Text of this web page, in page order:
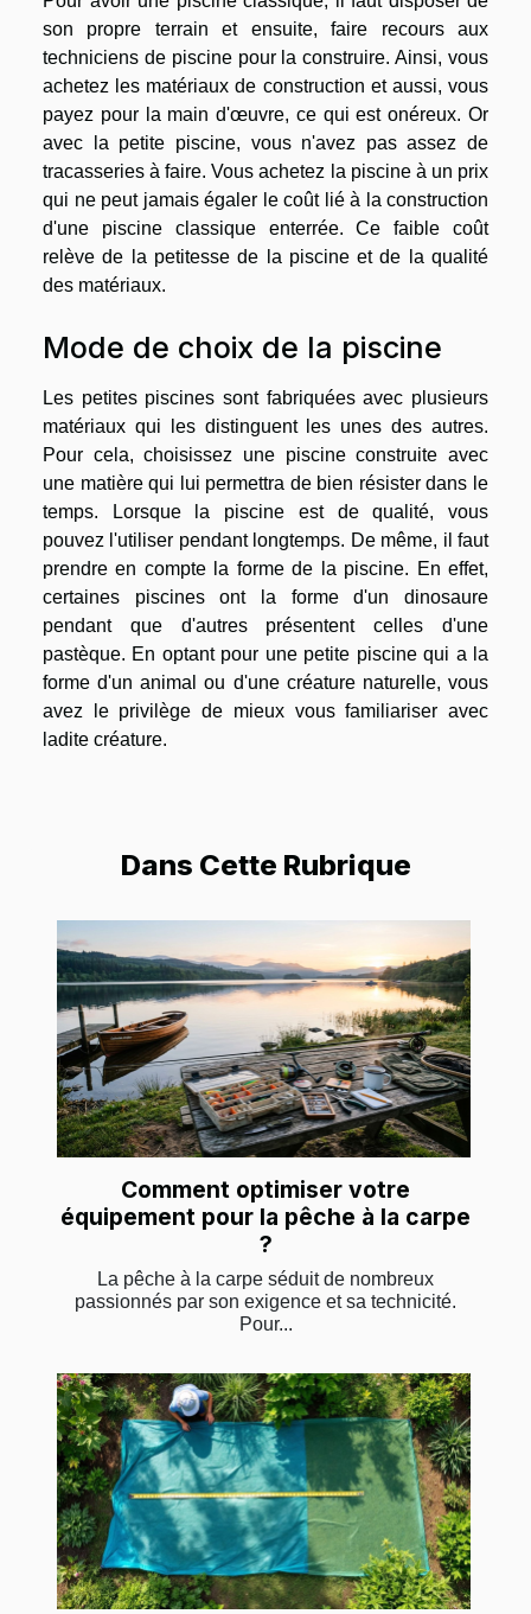
son propre terrain et ensuite, faire recours aux
techniciens de piscine pour la construire. Ainsi, vous
achetez les matériaux de construction et aussi, vous
payez pour la main d'œuvre, ce qui est onéreux. Or
avec la petite piscine, vous n'avez pas assez de
tracasseries à faire. Vous achetez la piscine à un prix
qui ne peut jamais égaler le coût lié à la construction
d'une piscine classique enterrée. Ce faible coût
relève de la petitesse de la piscine et de la qualité
des matériaux.
Mode de choix de la piscine
Les petites piscines sont fabriquées avec plusieurs
matériaux qui les distinguent les unes des autres.
Pour cela, choisissez une piscine construite avec
une matière qui lui permettra de bien résister dans le
temps. Lorsque la piscine est de qualité, vous
pouvez l'utiliser pendant longtemps. De même, il faut
prendre en compte la forme de la piscine. En effet,
certaines piscines ont la forme d'un dinosaure
pendant que d'autres présentent celles d'une
pastèque. En optant pour une petite piscine qui a la
forme d'un animal ou d'une créature naturelle, vous
avez le privilège de mieux vous familiariser avec
ladite créature.
Dans Cette Rubrique
Comment optimiser votre
équipement pour la pêche à la carpe
?
La pêche à la carpe séduit de nombreux
passionnés par son exigence et sa technicité.
Pour...